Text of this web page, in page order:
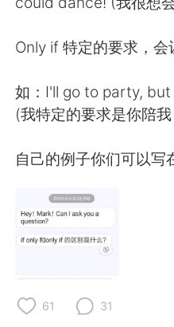
Español
Français
日本語 한
Indonesia
Türkçe
Português
Only if 特定的要求，
如：I'll go to party,
(我特定的要求是你陪我
自己的例子你们可以写
61 31